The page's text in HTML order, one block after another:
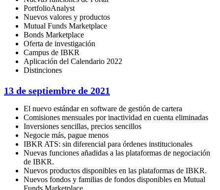
PortfolioAnalyst
Nuevos valores y productos
Mutual Funds Marketplace
Bonds Marketplace
Oferta de investigación
Campus de IBKR
Aplicación del Calendario 2022
Distinciones
13 de septiembre de 2021
El nuevo estándar en software de gestión de cartera
Comisiones mensuales por inactividad en cuenta eliminadas
Inversiones sencillas, precios sencillos
Negocie más, pague menos
IBKR ATS: sin diferencial para órdenes institucionales
Nuevas funciones añadidas a las plataformas de negociación
de IBKR.
Nuevos productos disponibles en las plataformas de IBKR.
Nuevos fondos y familias de fondos disponibles en Mutual
Funds Marketplace